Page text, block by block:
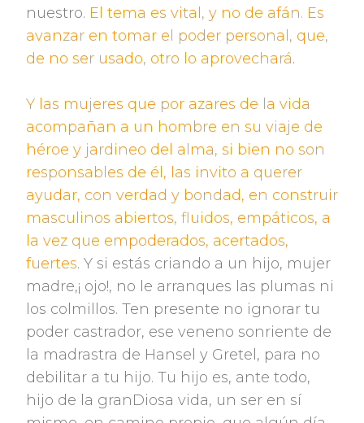
nuestro. El tema es vital, y no de afán. Es
avanzar en tomar el poder personal, que,
de no ser usado, otro lo aprovechará.
Y las mujeres que por azares de la vida
acompañan a un hombre en su viaje de
héroe y jardineo del alma, si bien no son
responsables de él, las invito a querer
ayudar, con verdad y bondad, en construir
masculinos abiertos, fluidos, empáticos, a
la vez que empoderados, acertados,
fuertes. Y si estás criando a un hijo, mujer
madre,¡ ojo!, no le arranques las plumas ni
los colmillos. Ten presente no ignorar tu
poder castrador, ese veneno sonriente de
la madrastra de Hansel y Gretel, para no
debilitar a tu hijo. Tu hijo es, ante todo,
hijo de la granDiosa vida, un ser en sí